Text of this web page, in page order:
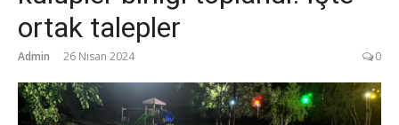
ortak talepler
Admin 26 Nisan 2024 0